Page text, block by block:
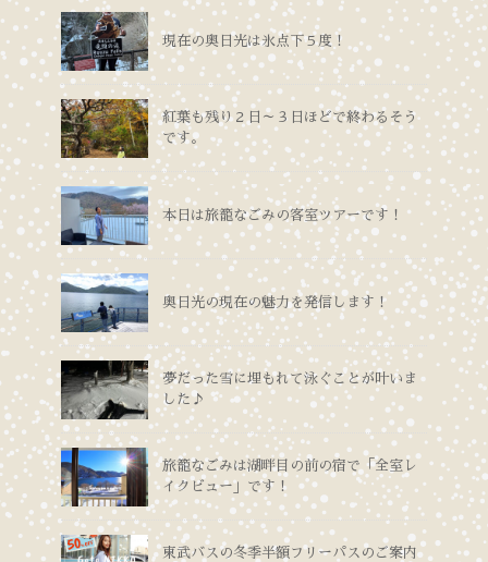
現在の奥日光は氷点下５度！
紅葉も残り２日～３日ほどで終わるそう
です。
本日は旅籠なごみの客室ツアーです！
奥日光の現在の魅力を発信します！
夢だった雪に埋もれて泳ぐことが叶いま
した♪
旅籠なごみは湖畔目の前の宿で「全室レ
イクビュー」です！
東武バスの冬季半額フリーパスのご案内